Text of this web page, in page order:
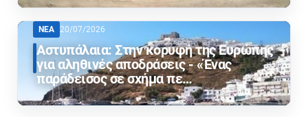
ΝΕΑ 20/07/2026
Αστυπάλαια: Στην κορυφή της Ευρώπης
για αληθινές αποδράσεις - «Ένας
παράδεισος σε σχήμα πε…